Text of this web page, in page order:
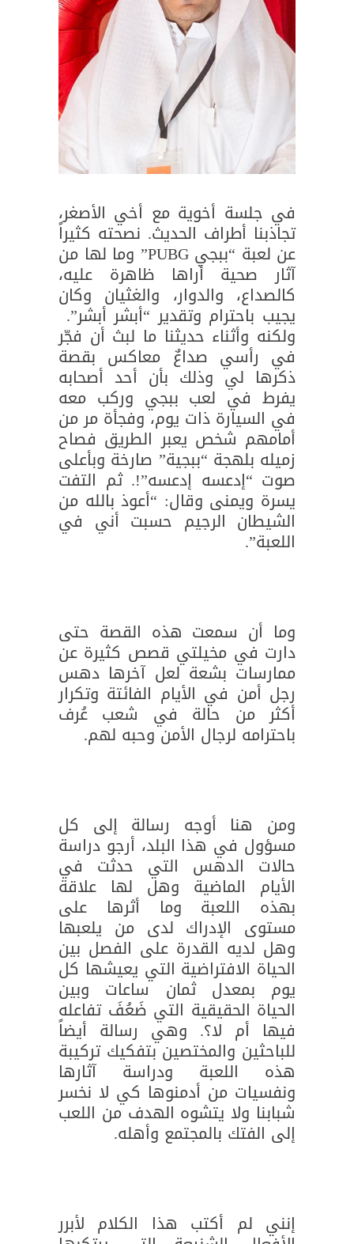
في جلسة أخوية مع أخي الأصغر،
تجاذبنا أطراف الحديث. نصحته كثيراً
عن لعبة “ببجي PUBG” وما لها من
آثار صحية أراها ظاهرة عليه،
كالصداع، والدوار، والغثيان وكان
يجيب باحترام وتقدير “أبشر أبشر”.
ولكنه وأثناء حديثنا ما لبث أن فجّر
في رأسي صداعٌ معاكس بقصة
ذكرها لي وذلك بأن أحد أصحابه
يفرط في لعب ببجي وركب معه
في السيارة ذات يوم، وفجأة مر من
أمامهم شخص يعبر الطريق فصاح
زميله بلهجة “ببجية” صارخة وبأعلى
صوت “إدعسه إدعسه”!. ثم التفت
يسرة ويمنى وقال: “أعوذ بالله من
الشيطان الرجيم حسبت أني في
اللعبة”.
وما أن سمعت هذه القصة حتى
دارت في مخيلتي قصص كثيرة عن
ممارسات بشعة لعل آخرها دهس
رجل أمن في الأيام الفائتة وتكرار
أكثر من حالة في شعب عُرف
باحترامه لرجال الأمن وحبه لهم.
ومن هنا أوجه رسالة إلى كل
مسؤول في هذا البلد، أرجو دراسة
حالات الدهس التي حدثت في
الأيام الماضية وهل لها علاقة
بهذه اللعبة وما أثرها على
مستوى الإدراك لدى من يلعبها
وهل لديه القدرة على الفصل بين
الحياة الافتراضية التي يعيشها كل
يوم بمعدل ثمان ساعات وبين
الحياة الحقيقية التي ضَعُفَ تفاعله
فيها أم لا؟. وهي رسالة أيضاً
للباحثين والمختصين بتفكيك تركيبة
هذه اللعبة ودراسة آثارها
ونفسيات من أدمنوها كي لا نخسر
شبابنا ولا يتشوه الهدف من اللعب
إلى الفتك بالمجتمع وأهله.
إنني لم أكتب هذا الكلام لأبرر